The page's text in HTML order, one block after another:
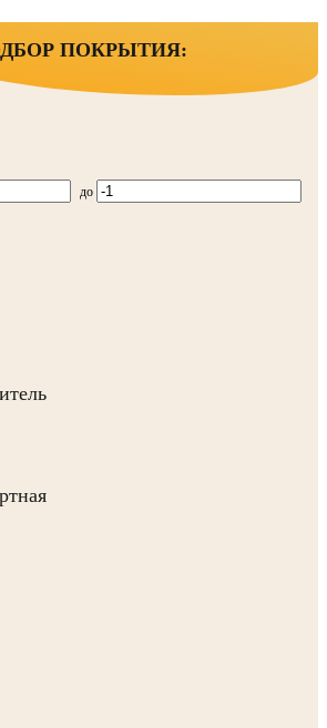
ПОКРЫТИЯ:
до